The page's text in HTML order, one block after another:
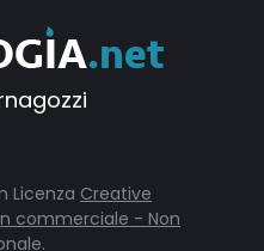
Licenza Creative
commerciale - Non
.